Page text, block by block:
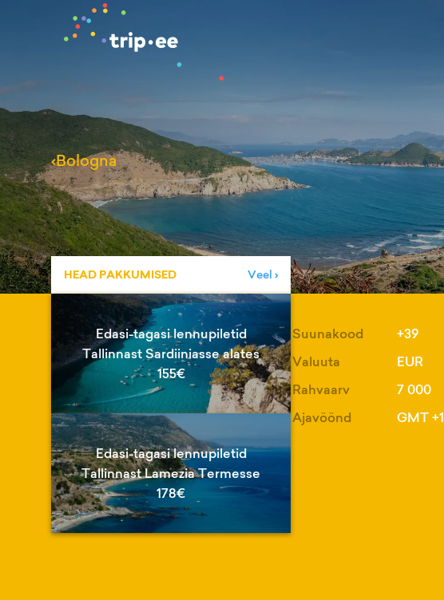
‹Bologna
HEAD PAKKUMISED Veel ›
Edasi-tagasi lennupiletid
Tallinnast Sardiiniasse alates
155€
Edasi-tagasi lennupiletid
Tallinnast Lamezia Termesse
178€
Suunakood
+39
Valuuta
EUR
Rahvaarv
7 000
Ajavöönd
GMT +1